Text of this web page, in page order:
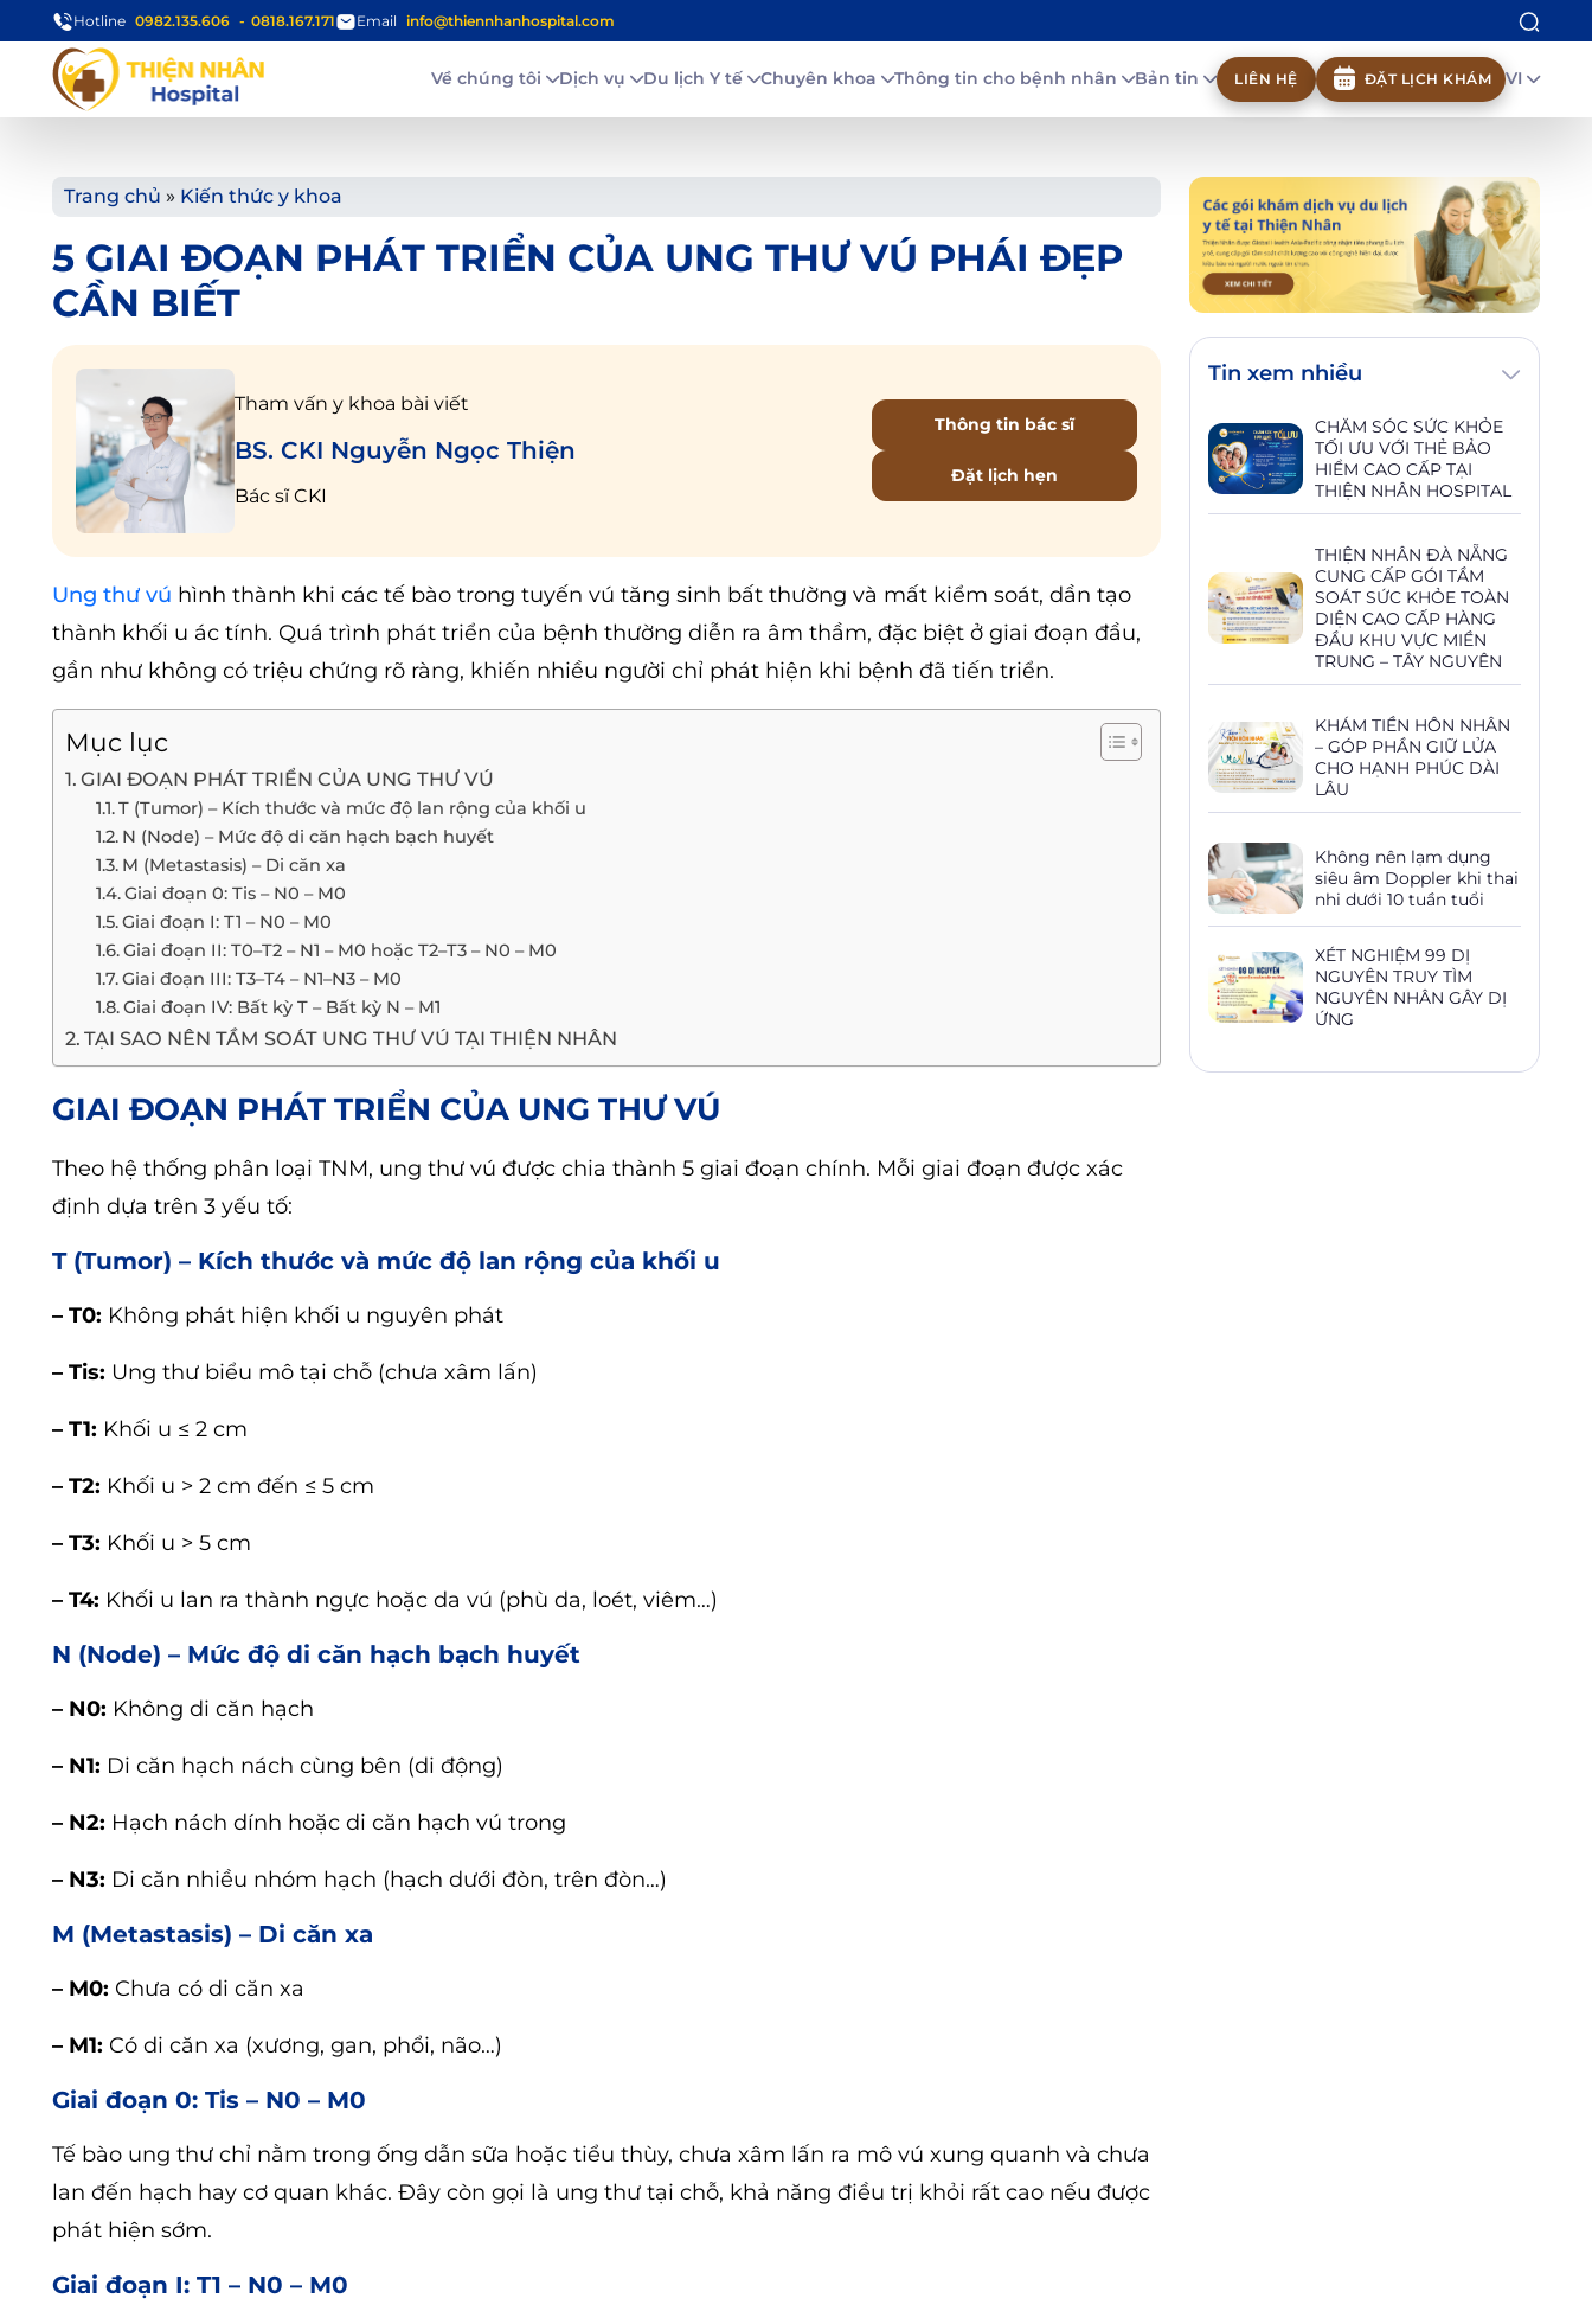
Hotline 0982.135.606 0818.167.171 Email info@thiennhanhospital.com
Về chúng tôi Dịch vụ Du lịch Y tế Chuyên khoa Thông tin cho bệnh nhân Bản tin LIÊN HỆ ĐẶT LỊCH KHÁM VI
Trang chủ » Kiến thức y khoa
5 GIAI ĐOẠN PHÁT TRIỂN CỦA UNG THƯ VÚ PHÁI ĐẸP
CẦN BIẾT
Tham vấn y khoa bài viết
BS. CKI Nguyễn Ngọc Thiện
Bác sĩ CKI
Thông tin bác sĩ
Đặt lịch hẹn
Ung thư vú hình thành khi các tế bào trong tuyến vú tăng sinh bất thường và mất kiểm soát, dần tạo
thành khối u ác tính. Quá trình phát triển của bệnh thường diễn ra âm thầm, đặc biệt ở giai đoạn đầu,
gần như không có triệu chứng rõ ràng, khiến nhiều người chỉ phát hiện khi bệnh đã tiến triển.
Mục lục
GIAI ĐOẠN PHÁT TRIỂN CỦA UNG THƯ VÚ
T (Tumor) – Kích thước và mức độ lan rộng của khối u
N (Node) – Mức độ di căn hạch bạch huyết
M (Metastasis) – Di căn xa
Giai đoạn 0: Tis – N0 – M0
Giai đoạn I: T1 – N0 – M0
Giai đoạn II: T0–T2 – N1 – M0 hoặc T2–T3 – N0 – M0
Giai đoạn III: T3–T4 – N1–N3 – M0
Giai đoạn IV: Bất kỳ T – Bất kỳ N – M1
TẠI SAO NÊN TẦM SOÁT UNG THƯ VÚ TẠI THIỆN NHÂN
GIAI ĐOẠN PHÁT TRIỂN CỦA UNG THƯ VÚ
Theo hệ thống phân loại TNM, ung thư vú được chia thành 5 giai đoạn chính. Mỗi giai đoạn được xác
định dựa trên 3 yếu tố:
T (Tumor) – Kích thước và mức độ lan rộng của khối u
– T0: Không phát hiện khối u nguyên phát
– Tis: Ung thư biểu mô tại chỗ (chưa xâm lấn)
– T1: Khối u ≤ 2 cm
– T2: Khối u > 2 cm đến ≤ 5 cm
– T3: Khối u > 5 cm
– T4: Khối u lan ra thành ngực hoặc da vú (phù da, loét, viêm…)
N (Node) – Mức độ di căn hạch bạch huyết
– N0: Không di căn hạch
– N1: Di căn hạch nách cùng bên (di động)
– N2: Hạch nách dính hoặc di căn hạch vú trong
– N3: Di căn nhiều nhóm hạch (hạch dưới đòn, trên đòn…)
M (Metastasis) – Di căn xa
– M0: Chưa có di căn xa
– M1: Có di căn xa (xương, gan, phổi, não…)
Giai đoạn 0: Tis – N0 – M0
Tế bào ung thư chỉ nằm trong ống dẫn sữa hoặc tiểu thùy, chưa xâm lấn ra mô vú xung quanh và chưa
lan đến hạch hay cơ quan khác. Đây còn gọi là ung thư tại chỗ, khả năng điều trị khỏi rất cao nếu được
phát hiện sớm.
Giai đoạn I: T1 – N0 – M0
Tin xem nhiều
CHĂM SÓC SỨC KHỎE
TỐI ƯU VỚI THẺ BẢO
HIỂM CAO CẤP TẠI
THIỆN NHÂN HOSPITAL
THIỆN NHÂN ĐÀ NẴNG
CUNG CẤP GÓI TẦM
SOÁT SỨC KHỎE TOÀN
DIỆN CAO CẤP HÀNG
ĐẦU KHU VỰC MIỀN
TRUNG – TÂY NGUYÊN
KHÁM TIỀN HÔN NHÂN
– GÓP PHẦN GIỮ LỬA
CHO HẠNH PHÚC DÀI
LÂU
Không nên lạm dụng
siêu âm Doppler khi thai
nhi dưới 10 tuần tuổi
XÉT NGHIỆM 99 DỊ
NGUYÊN TRUY TÌM
NGUYÊN NHÂN GÂY DỊ
ỨNG